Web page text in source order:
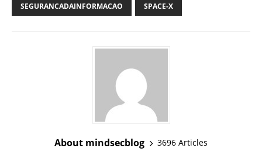
SEGURANCADAINFORMACAO SPACE-X
About mindsecblog
3696 Articles